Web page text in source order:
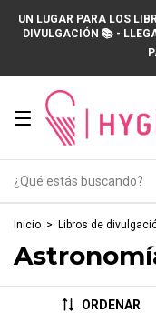
UN LUGAR PARA LOS
DIVULGACIÓN 📚 -
Inicio > Libros de
ORDENAR